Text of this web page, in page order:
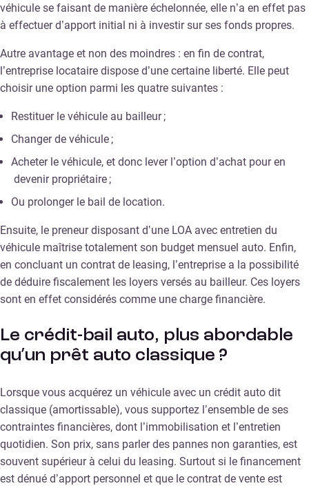
véhicule se faisant de manière échelonnée, elle n’a en effet pas
à effectuer d’apport initial ni à investir sur ses fonds propres.
Autre avantage et non des moindres : en fin de contrat,
l’entreprise locataire dispose d’une certaine liberté. Elle peut
choisir une option parmi les quatre suivantes :
Restituer le véhicule au bailleur ;
Changer de véhicule ;
Acheter le véhicule, et donc lever l’option d’achat pour en
devenir propriétaire ;
Ou prolonger le bail de location.
Ensuite, le preneur disposant d’une LOA avec entretien du
véhicule maîtrise totalement son budget mensuel auto. Enfin,
en concluant un contrat de leasing, l’entreprise a la possibilité
de déduire fiscalement les loyers versés au bailleur. Ces loyers
sont en effet considérés comme une charge financière.
Le crédit-bail auto, plus abordable
qu’un prêt auto classique ?
Lorsque vous acquérez un véhicule avec un crédit auto dit
classique (amortissable), vous supportez l’ensemble de ses
contraintes financières, dont l’immobilisation et l’entretien
quotidien. Son prix, sans parler des pannes non garanties, est
souvent supérieur à celui du leasing. Surtout si le financement
est dénué d’apport personnel et que le contrat de vente est